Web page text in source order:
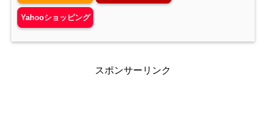
Yahooショッピング
スポンサーリンク